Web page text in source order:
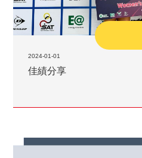
2024-01-01
佳績分享